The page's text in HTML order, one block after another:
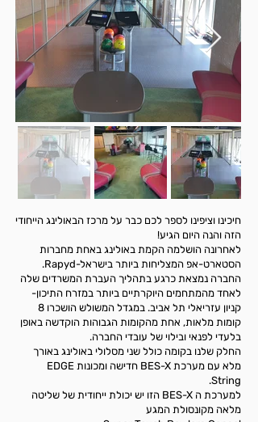
חיכינו וציפינו לספר לכם כבר על מרכז הבאולינג הייחודי
הזה והנה היום הגיע!
לאחרונה הושלמה הקמת באולינג באחת מחברות
הסטארט-אפ המצליחות ביותר בישראל-Rapyd.
החברה נמצאת כרגע בתהליך העברת המשרדים שלה
לאחד מהמתחמים היוקרתיים ביותר במזרח התיכון-
קניון עזריאלי תל אביב. במגדל המשולש הושכרו 8
קומות מלאות, אחת מהקומות הגבוהות הוקדשה באופן
בלעדי לפנאי ובילוי של עובדי החברה.
החלק שלנו בקומה כולל שני מסלולי באולינג באורך
מלא עם מערכת BES-X חדישה ומכונות EDGE
String.
למערכת ה BES-X הזו יש יכולת ייחודית של שליטה
מלאה מקונסולת המגע